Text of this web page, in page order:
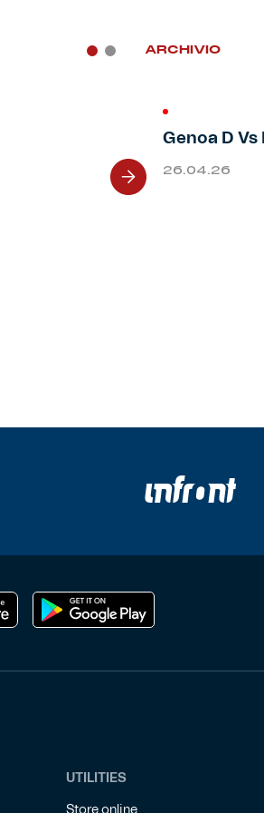
ARCHIVIO
Genoa D Vs
26.04.26
Next
UTILITIES
Store online